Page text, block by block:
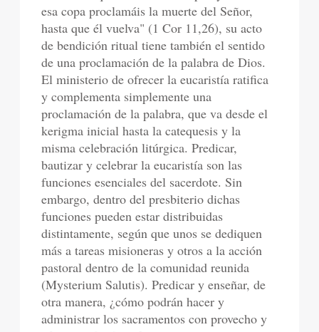
esa copa proclamáis la muerte del Señor,
hasta que él vuelva" (1 Cor 11,26), su acto
de bendición ritual tiene también el sentido
de una proclamación de la palabra de Dios.
El ministerio de ofrecer la eucaristía ratifica
y complementa simplemente una
proclamación de la palabra, que va desde el
kerigma inicial hasta la catequesis y la
misma celebración litúrgica. Predicar,
bautizar y celebrar la eucaristía son las
funciones esenciales del sacerdote. Sin
embargo, dentro del presbiterio dichas
funciones pueden estar distribuidas
distintamente, según que unos se dediquen
más a tareas misioneras y otros a la acción
pastoral dentro de la comunidad reunida
(Mysterium Salutis). Predicar y enseñar, de
otra manera, ¿cómo podrán hacer y
administrar los sacramentos con provecho y